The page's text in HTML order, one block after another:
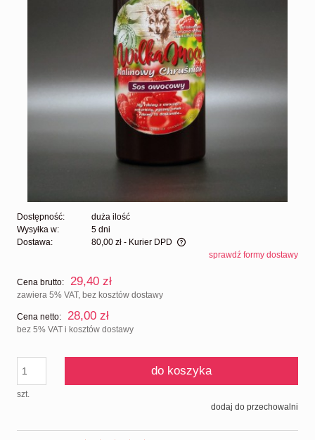
Dostępność:
duża ilość
Wysyłka w:
5 dni
Dostawa:
80,00 zł - Kurier DPD
Cena nie zawiera ewentualnych kosztów płatnościsprawdź formy dostawy
Cena brutto: 29,40 zł
zawiera 5% VAT, bez kosztów dostawy
Cena netto: 28,00 zł
bez 5% VAT i kosztów dostawy
szt.
do koszyka
dodaj do przechowalni